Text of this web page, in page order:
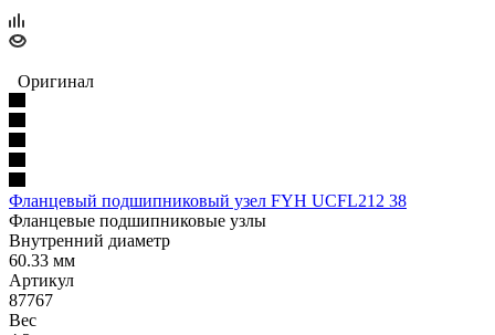
Оригинал
Фланцевый подшипниковый узел FYH UCFL212 38
Фланцевые подшипниковые узлы
Внутренний диаметр
60.33 мм
Артикул
87767
Вес